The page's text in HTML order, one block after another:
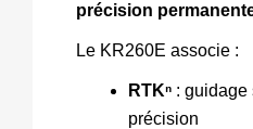
précision
Le KR260E associe :
RTKⁿ : guidage
précision